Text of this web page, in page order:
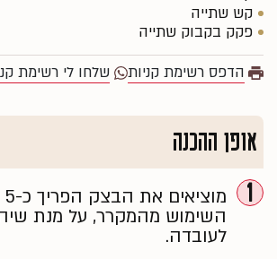
קש שתייה
פקק בקבוק שתייה
הדפס רשימת קניות שלחו לי רשימת
אופן ההכנה
1
השימוש מהמקרר, על מנת
לעובדה.